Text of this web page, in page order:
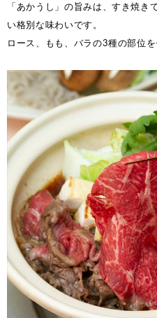
「あかうし」の旨みは、すき焼き
い格別な味わいです。
ロース、もも、バラの3種の部位を